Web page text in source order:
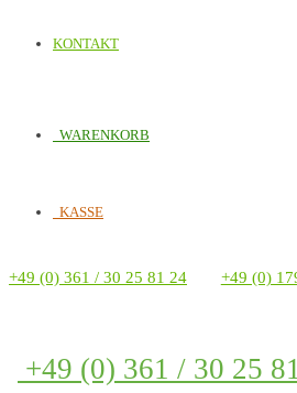
KONTAKT
WARENKORB
KASSE
+49 (0) 361 / 30 25 81 24 +49 (0)
+49 (0) 361 / 30 25